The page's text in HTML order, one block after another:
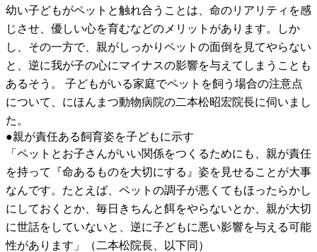
幼い子どもがペットと触れ合うことは、命のリアリティを感
じさせ、優しい心を育むなどのメリットがあります。しか
し、その一方で、親がしっかりペットの面倒を見てやらない
と、逆に我が子の心にマイナスの影響を与えてしまうことも
あるそう。 子どもがいる家庭でペットを飼う場合の注意点
について、にほんまつ動物病院の二本松昭宏院長に伺いまし
た。
●親が責任ある飼育姿を子どもに示す
「ペットとお子さんがいい関係をつくるためにも、親が責任
を持って『命あるものを大切にする』姿を見せることが大事
なんです。たとえば、ペットの調子が悪くてもほったらかし
にしておくとか、毎日きちんと餌をやらないとか、親が大切
に世話をしていないと、逆に子どもに悪い影響を与える可能
性があります」（二本松院長、以下同）